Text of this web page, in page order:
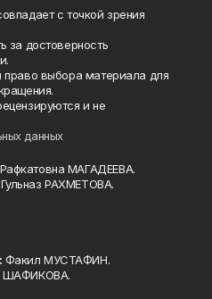
с точкой зрения
за достоверность
право выбора материала для
и не
данных
МАГАДЕЕВА.
Гульназ РАХМЕТОВА.
Факил МУСТАФИН.
ШАФИКОВА.